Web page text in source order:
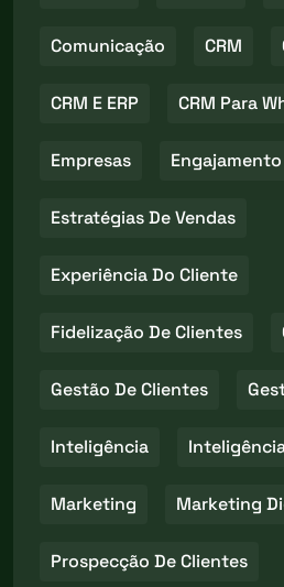
Comunicação CRM
CRM E ERP CRM Para
Empresas Engajamento
Estratégias De Vendas
Experiência Do Cliente
Fidelização De Clientes
Gestão De Clientes
Inteligência
Marketing Marketing
Prospecção De Clientes